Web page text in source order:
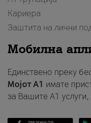
Кариера
Заштита на лични
Мобилна
Единствено преку
Мојот A1 имате
за Вашите A1